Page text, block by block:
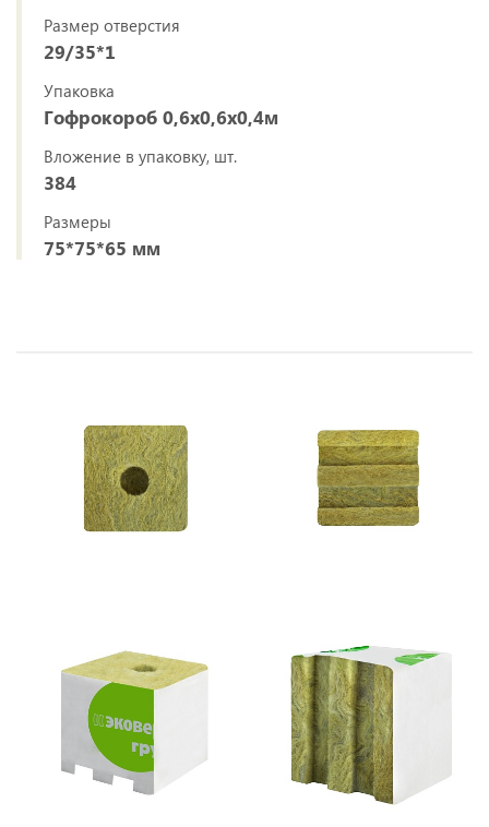
Размер отверстия
29/35*1
Упаковка
Гофрокороб 0,6х0,6х0,4м
Вложение в упаковку, шт.
384
Размеры
75*75*65 мм